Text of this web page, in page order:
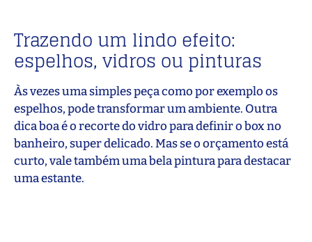
Trazendo um lindo efeito:
espelhos, vidros ou pinturas
Às vezes uma simples peça como por exemplo os
espelhos, pode transformar um ambiente. Outra
dica boa é o recorte do vidro para definir o box no
banheiro, super delicado. Mas se o orçamento está
curto, vale também uma bela pintura para destacar
uma estante.